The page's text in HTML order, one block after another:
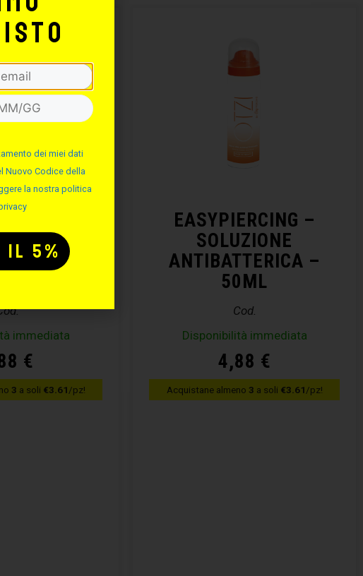
SALINA
immediata
€
3 a soli €3.61/pz!
EASYPIERCING –
SOLUZIONE
ANTIBATTERICA –
50ML
Cod.
Disponibilità immediata
4,88 €
Acquistane almeno 3 a soli €3.61/pz!
dei miei dati
Nuovo Codice della
la nostra politica